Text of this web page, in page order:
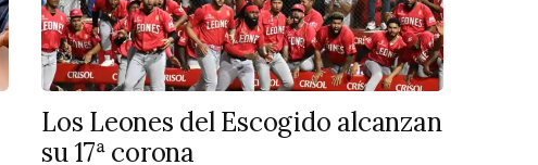
Los Leones del Escogido alcanzan
su 17ª corona